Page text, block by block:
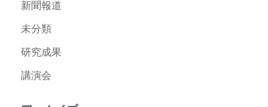
新聞報道
未分類
研究成果
講演会